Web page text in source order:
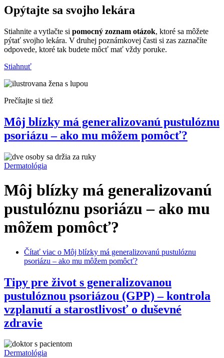
Opýtajte sa svojho lekára
Stiahnite a vytlačte si pomocný zoznam otázok, ktoré sa môžete
pýtať svojho lekára. V druhej poznámkovej časti si zas zaznačíte
odpovede, ktoré tak budete môcť mať vždy poruke.
Stiahnuť
Prečítajte si tiež
Môj blízky má generalizovanú pustulóznu
psoriázu – ako mu môžem pomôcť?
Dermatológia
Môj blízky má generalizovanú
pustulóznu psoriázu – ako mu
môžem pomôcť?
Čítať viac o Môj blízky má generalizovanú pustulóznu
psoriázu – ako mu môžem pomôcť?
Tipy pre život s generalizovanou
pustulóznou psoriázou (GPP) – kontrola
vzplanutí a starostlivosť o duševné
zdravie
Dermatológia